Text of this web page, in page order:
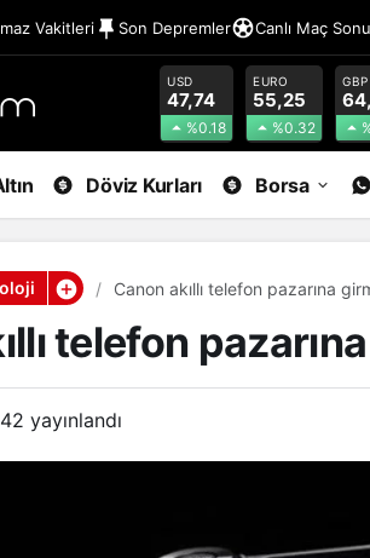
Vakitleri Son Depremler Canlı Maç
USD
47,74
%0.18
EURO
55,25
%0.32
GBP
Döviz Kurları Borsa
Canon akıllı telefon pazarına
telefon
yayınlandı